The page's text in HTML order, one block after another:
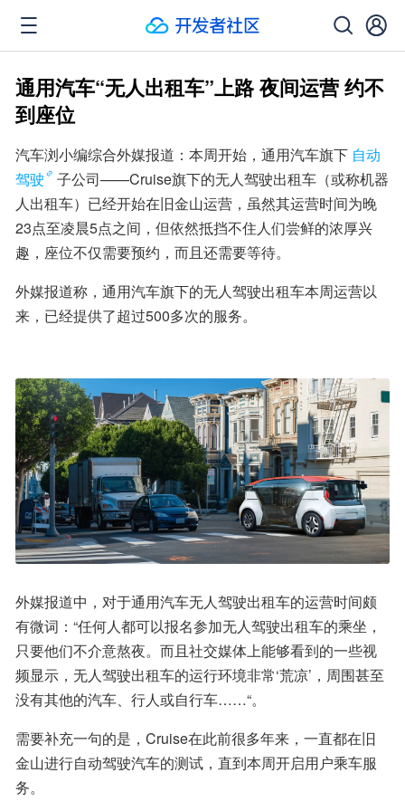
通用汽车“无人出租车”上路 夜间运营 约不
到座位
汽车浏小编综合外媒报道：本周开始，通用汽车旗下 自动
驾驶
子公司——Cruise旗下的无人驾驶出租车（或称机器
人出租车）已经开始在旧金山运营，虽然其运营时间为晚
23点至凌晨5点之间，但依然抵挡不住人们尝鲜的浓厚兴
趣，座位不仅需要预约，而且还需要等待。
外媒报道称，通用汽车旗下的无人驾驶出租车本周运营以
来，已经提供了超过500多次的服务。
外媒报道中，对于通用汽车无人驾驶出租车的运营时间颇
有微词：“任何人都可以报名参加无人驾驶出租车的乘坐，
只要他们不介意熬夜。而且社交媒体上能够看到的一些视
频显示，无人驾驶出租车的运行环境非常‘荒凉’，周围甚至
没有其他的汽车、行人或自行车……“。
需要补充一句的是，Cruise在此前很多年来，一直都在旧
金山进行自动驾驶汽车的测试，直到本周开启用户乘车服
务。